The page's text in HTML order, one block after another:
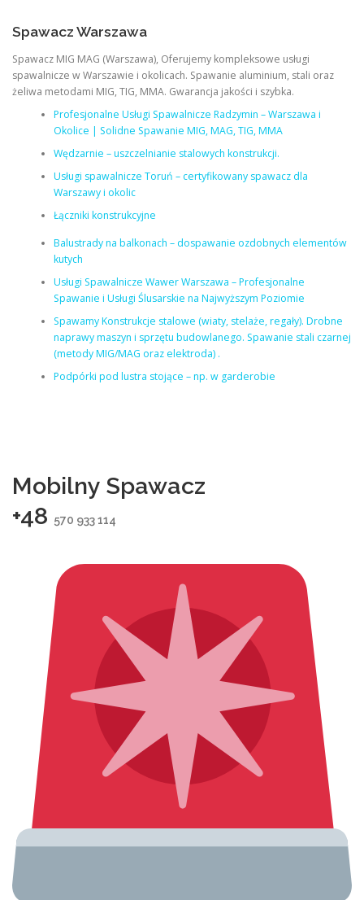
Spawacz Warszawa
Spawacz MIG MAG (Warszawa), Oferujemy kompleksowe usługi
spawalnicze w Warszawie i okolicach. Spawanie aluminium, stali oraz
żeliwa metodami MIG, TIG, MMA. Gwarancja jakości i szybka.
Profesjonalne Usługi Spawalnicze Radzymin – Warszawa i
Okolice | Solidne Spawanie MIG, MAG, TIG, MMA
Wędzarnie – uszczelnianie stalowych konstrukcji.
Usługi spawalnicze Toruń – certyfikowany spawacz dla
Warszawy i okolic
Łączniki konstrukcyjne
Balustrady na balkonach – dospawanie ozdobnych elementów
kutych
Usługi Spawalnicze Wawer Warszawa – Profesjonalne
Spawanie i Usługi Ślusarskie na Najwyższym Poziomie
Spawamy Konstrukcje stalowe (wiaty, stelaże, regały). Drobne
naprawy maszyn i sprzętu budowlanego. Spawanie stali czarnej
(metody MIG/MAG oraz elektroda) .
Podpórki pod lustra stojące – np. w garderobie
Mobilny Spawacz
+48 570 933 114